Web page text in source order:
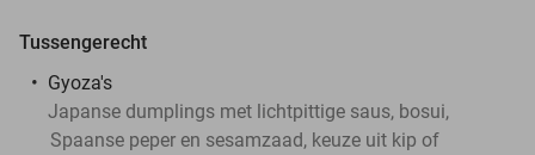
Tussengerecht
Gyoza's
Japanse dumplings met lichtpittige saus, bosui,
Spaanse peper en sesamzaad, keuze uit kip of